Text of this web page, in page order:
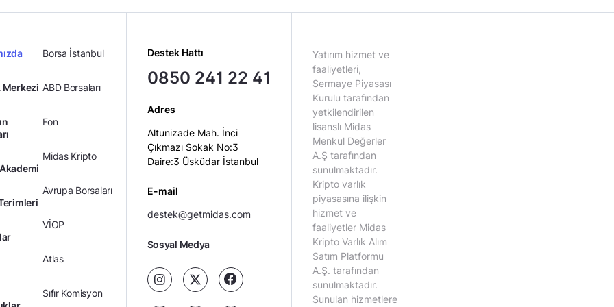
Merkezi
Borsa İstanbul
ABD Borsaları
Fon
Midas Kripto
Avrupa Borsaları
VİOP
Atlas
Sıfır Komisyon
Destek Hattı
0850 241 22 41
Adres
Altunizade Mah. İnci
Çıkmazı Sokak No:3
Daire:3 Üsküdar İstanbul
E-mail
destek@getmidas.com
Sosyal Medya
Yatırım hizmet ve
faaliyetleri,
Sermaye Piyasası
Kurulu tarafından
yetkilendirilen
lisanslı Midas
Menkul Değerler
A.Ş tarafından
sunulmaktadır.
Kripto varlık
piyasasına ilişkin
hizmet ve
faaliyetler Midas
Kripto Varlık Alım
Satım Platformu
A.Ş. tarafından
sunulmaktadır.
Sunulan hizmetlere